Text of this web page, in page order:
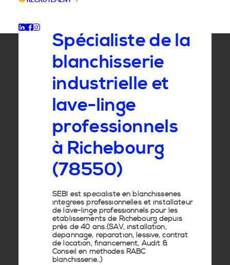
Spécialiste de la
blanchisserie
industrielle et
lave-linge
professionnels
à Richebourg
(78550)
SEBI est spécialiste en blanchisseries
intégrées professionnellesetinstallateur
de lave-lingeprofessionnels pour les
établissements de Richebourgdepuis
près de 40 ans.(SAV, installation,
dépannage, réparation, lessive, contrat
de location, financement, Audit &
Conseil en méthodes RABC
blanchisserie..)